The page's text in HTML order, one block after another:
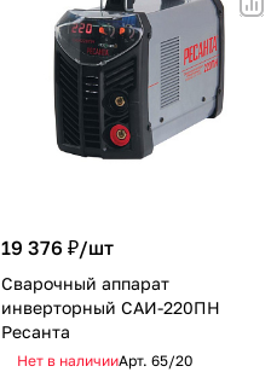
19 376 ₽/шт
Сварочный аппарат
инверторный САИ-220ПН
Ресанта
Нет в наличииАрт. 65/20